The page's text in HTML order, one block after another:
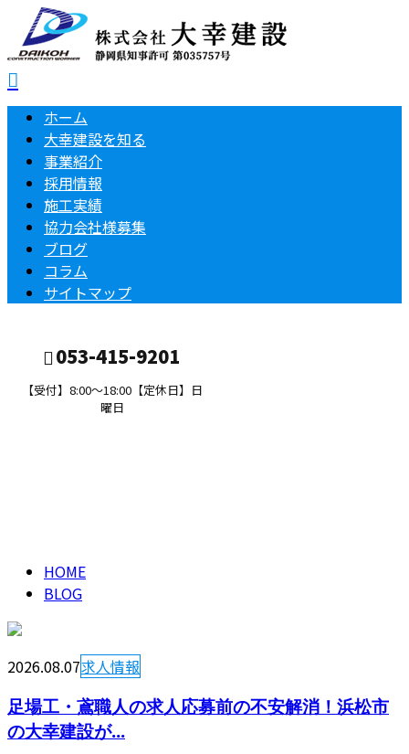
ホーム
大幸建設を知る
事業紹介
採用情報
施工実績
協力会社様募集
ブログ
コラム
サイトマップ
053-415-9201
【受付】8:00～18:00【定休日】日
曜日
HOME
BLOG
2026.08.07求人情報
足場工・鳶職人の求人応募前の不安解消！浜松市
の大幸建設が...